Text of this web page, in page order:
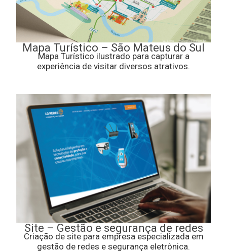
Mapa Turístico – São Mateus do Sul
Mapa Turístico ilustrado para capturar a
experiência de visitar diversos atrativos.
Site – Gestão e segurança de redes
Criação de site para empresa especializada em
gestão de redes e segurança eletrônica.